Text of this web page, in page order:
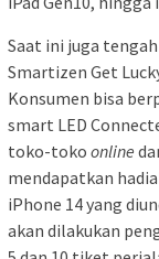
Saat ini juga
Smartizen Get
Konsumen bisa
smart LED
toko-toko online
mendapatkan
iPhone 14 yang
akan dilakukan